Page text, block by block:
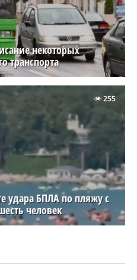
некоторых
транспорта
удара БПЛА по пляжу с
человек
255